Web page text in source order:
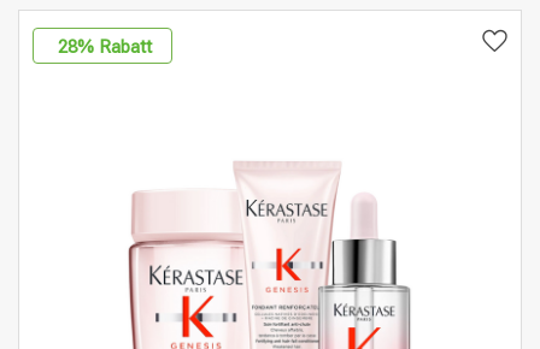
28% Rabatt